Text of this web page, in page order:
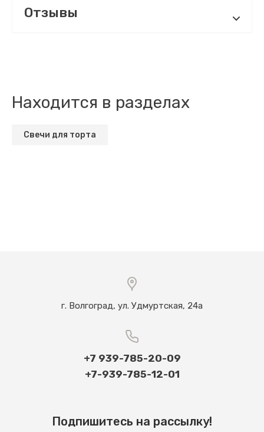
Отзывы
Находится в разделах
Свечи для торта
г. Волгоград, ул. Удмуртская, 24а
+7 939-785-20-09
+7-939-785-12-01
Подпишитесь на рассылку!